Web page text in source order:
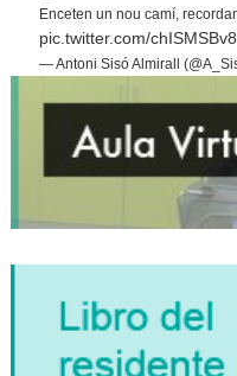
Enceten un nou camí,
pic.twitter.com/
— Antoni Sisó Almirall